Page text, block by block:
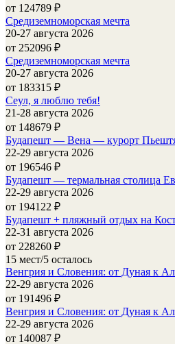
от 124789 ₽
Средиземноморская мечта
20-27 августа 2026
от 252096 ₽
Средиземноморская мечта
20-27 августа 2026
от 183315 ₽
Сеул, я люблю тебя!
21-28 августа 2026
от 148679 ₽
Будапешт — Вена — курорт
22-29 августа 2026
от 196546 ₽
Будапешт — термальная столица
22-29 августа 2026
от 194122 ₽
Будапешт + пляжный отдых на
22-31 августа 2026
от 228260 ₽
15 мест/5 осталось
Венгрия и Словения: от Дуная к
22-29 августа 2026
от 191496 ₽
Венгрия и Словения: от Дуная к
22-29 августа 2026
от 140087 ₽